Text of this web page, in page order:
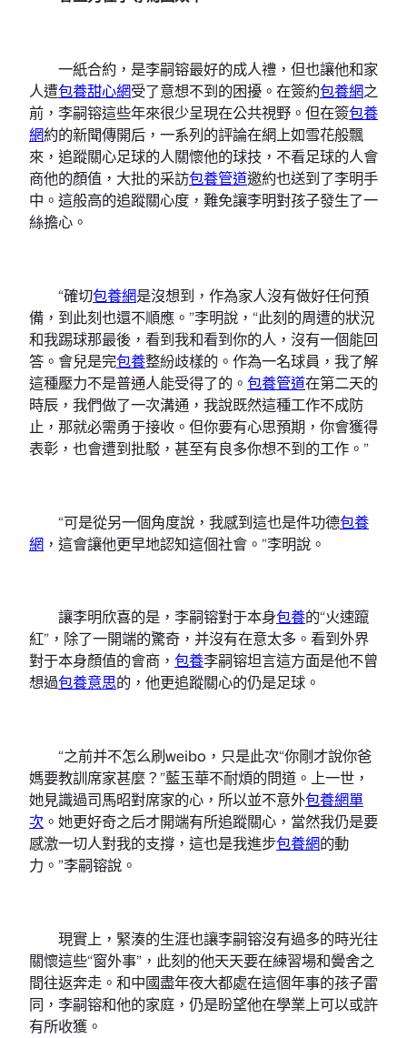
一紙合約，是李嗣镕最好的成人禮，但也讓他和家
人遭包養甜心網受了意想不到的困擾。在簽約包養網之
前，李嗣镕這些年來很少呈現在公共視野。但在簽包養
網約的新聞傳開后，一系列的評論在網上如雪花般飄
來，追蹤關心足球的人關懷他的球技，不看足球的人會
商他的顏值，大批的采訪包養管道邀約也送到了李明手
中。這般高的追蹤關心度，難免讓李明對孩子發生了一
絲擔心。
“確切包養網是沒想到，作為家人沒有做好任何預
備，到此刻也還不順應。”李明說，“此刻的周遭的狀況
和我踢球那最後，看到我和看到你的人，沒有一個能回
答。會兒是完包養整紛歧樣的。作為一名球員，我了解
這種壓力不是普通人能受得了的。 包養管道在第二天的
時辰，我們做了一次溝通，我說既然這種工作不成防
止，那就必需勇于接收。但你要有心思預期，你會獲得
表彰，也會遭到批駁，甚至有良多你想不到的工作。”
“可是從另一個角度說，我感到這也是件功德包養
網 ，這會讓他更早地認知這個社會。”李明說。
讓李明欣喜的是，李嗣镕對于本身包養的“火速躥
紅”，除了一開端的驚奇，并沒有在意太多。看到外界
對于本身顏值的會商， 包養李嗣镕坦言這方面是他不曾
想過包養意思的，他更追蹤關心的仍是足球。
“之前并不怎么刷weibo，只是此次“你剛才說你爸
媽要教訓席家甚麼？”藍玉華不耐煩的問道。上一世，
她見識過司馬昭對席家的心，所以並不意外包養網單
次 。她更好奇之后才開端有所追蹤關心，當然我仍是要
感激一切人對我的支撐，這也是我進步包養網的動
力。”李嗣镕說。
現實上，緊湊的生涯也讓李嗣镕沒有過多的時光往
關懷這些“窗外事”，此刻的他天天要在練習場和黌舍之
間往返奔走。和中國盡年夜大都處在這個年事的孩子雷
同，李嗣镕和他的家庭，仍是盼望他在學業上可以或許
有所收獲。